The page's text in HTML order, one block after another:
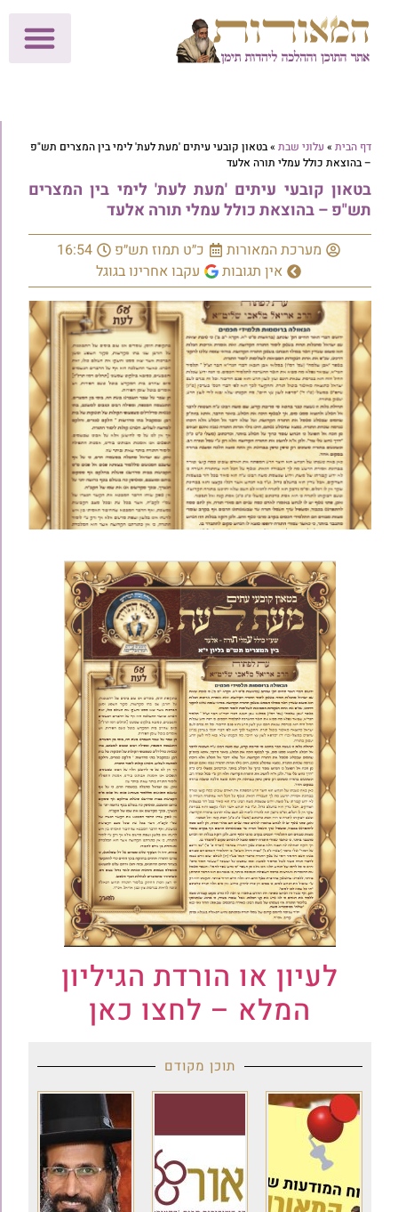
דף הבית » עלוני שבת »בטאון קובעי עיתים 'מעת לעת' לימי בין המצרים תש"פ
– בהוצאת כולל עמלי תורה אלעד
בטאון קובעי עיתים 'מעת לעת' לימי בין המצרים
תש"פ – בהוצאת כולל עמלי תורה אלעד
מערכת המאורות כ״ט תמוז תש״פ
16:54
אין תגובות
עקבו אחרינו בגוגל
לעיון או הורדת הגיליון
המלא – לחצו כאן
תוכן מקודם